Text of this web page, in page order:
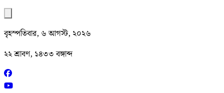
বৃহস্পতিবার, ৬ আগস্ট, ২০২৬
২২ শ্রাবণ, ১৪৩৩ বঙ্গাব্দ